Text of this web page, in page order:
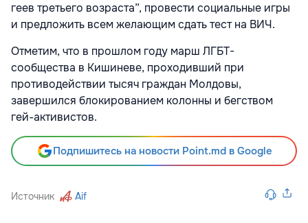
геев третьего возраста”, провести социальные игры
и предложить всем желающим сдать тест на ВИЧ.
Отметим, что в прошлом году марш ЛГБТ-
сообщества в Кишиневе, проходивший при
противодействии тысяч граждан Молдовы,
завершился блокированием колонны и бегством
гей-активистов.
Подпишитесь на новости Point.md в Google
Источник Aif